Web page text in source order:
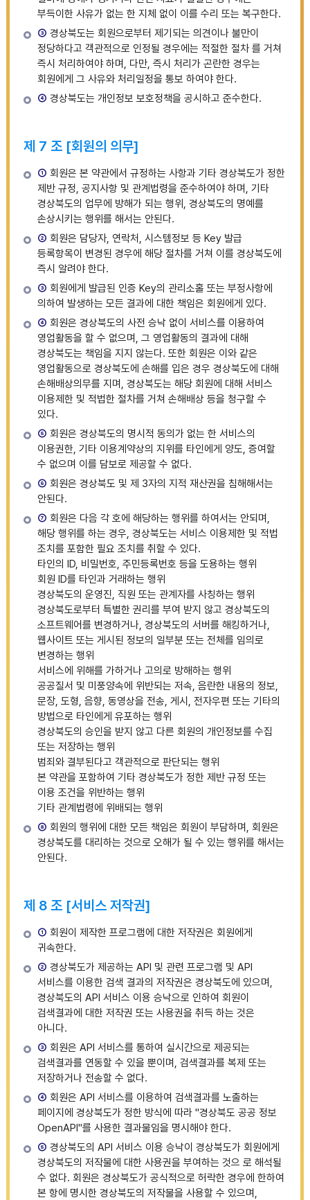
부득이한 사유가 없는 한 지체 없이 이를 수리 또는 복구한다.
③ 경상북도는 회원으로부터 제기되는 의견이나 불만이
정당하다고 객관적으로 인정될 경우에는 적절한 절차 를 거쳐
즉시 처리하여야 하며, 다만, 즉시 처리가 곤란한 경우는
회원에게 그 사유와 처리일정을 통보 하여야 한다.
④ 경상북도는 개인정보 보호정책을 공시하고 준수한다.
제 7 조 [회원의 의무]
① 회원은 본 약관에서 규정하는 사항과 기타 경상북도가 정한
제반 규정, 공지사항 및 관계법령을 준수하여야 하며, 기타
경상북도의 업무에 방해가 되는 행위, 경상북도의 명예를
손상시키는 행위를 해서는 안된다.
② 회원은 담당자, 연락처, 시스템정보 등 Key 발급
등록항목이 변경된 경우에 해당 절차를 거쳐 이를 경상북도에
즉시 알려야 한다.
③ 회원에게 발급된 인증 Key의 관리소홀 또는 부정사항에
의하여 발생하는 모든 결과에 대한 책임은 회원에게 있다.
④ 회원은 경상북도의 사전 승낙 없이 서비스를 이용하여
영업활동을 할 수 없으며, 그 영업활동의 결과에 대해
경상북도는 책임을 지지 않는다. 또한 회원은 이와 같은
영업활동으로 경상북도에 손해를 입은 경우 경상북도에 대해
손해배상의무를 지며, 경상북도는 해당 회원에 대해 서비스
이용제한 및 적법한 절차를 거쳐 손해배상 등을 청구할 수
있다.
⑤ 회원은 경상북도의 명시적 동의가 없는 한 서비스의
이용권한, 기타 이용계약상의 지위를 타인에게 양도, 증여할
수 없으며 이를 담보로 제공할 수 없다.
⑥ 회원은 경상북도 및 제 3자의 지적 재산권을 침해해서는
안된다.
⑦ 회원은 다음 각 호에 해당하는 행위를 하여서는 안되며,
해당 행위를 하는 경우, 경상북도는 서비스 이용제한 및 적법
조치를 포함한 필요 조치를 취할 수 있다.
타인의 ID, 비밀번호, 주민등록번호 등을 도용하는 행위
회원 ID를 타인과 거래하는 행위
경상북도의 운영진, 직원 또는 관계자를 사칭하는 행위
경상북도로부터 특별한 권리를 부여 받지 않고 경상북도의
소프트웨어를 변경하거나, 경상북도의 서버를 해킹하거나,
웹사이트 또는 게시된 정보의 일부분 또는 전체를 임의로
변경하는 행위
서비스에 위해를 가하거나 고의로 방해하는 행위
공공질서 및 미풍양속에 위반되는 저속, 음란한 내용의 정보,
문장, 도형, 음향, 동영상을 전송, 게시, 전자우편 또는 기타의
방법으로 타인에게 유포하는 행위
경상북도의 승인을 받지 않고 다른 회원의 개인정보를 수집
또는 저장하는 행위
범죄와 결부된다고 객관적으로 판단되는 행위
본 약관을 포함하여 기타 경상북도가 정한 제반 규정 또는
이용 조건을 위반하는 행위
기타 관계법령에 위배되는 행위
⑧ 회원의 행위에 대한 모든 책임은 회원이 부담하며, 회원은
경상북도를 대리하는 것으로 오해가 될 수 있는 행위를 해서는
안된다.
제 8 조 [서비스 저작권]
① 회원이 제작한 프로그램에 대한 저작권은 회원에게
귀속한다.
② 경상북도가 제공하는 API 및 관련 프로그램 및 API
서비스를 이용한 검색 결과의 저작권은 경상북도에 있으며,
경상북도의 API 서비스 이용 승낙으로 인하여 회원이
검색결과에 대한 저작권 또는 사용권을 취득 하는 것은
아니다.
③ 회원은 API 서비스를 통하여 실시간으로 제공되는
검색결과를 연동할 수 있을 뿐이며, 검색결과를 복제 또는
저장하거나 전송할 수 없다.
④ 회원은 API 서비스를 이용하여 검색결과를 노출하는
페이지에 경상북도가 정한 방식에 따라 "경상북도 공공 정보
OpenAPI"를 사용한 결과물임을 명시해야 한다.
⑤ 경상북도의 API 서비스 이용 승낙이 경상북도가 회원에게
경상북도의 저작물에 대한 사용권을 부여하는 것으 로 해석될
수 없다. 회원은 경상북도가 공식적으로 허락한 경우에 한하여
본 항에 명시한 경상북도의 저작물을 사용할 수 있으며,